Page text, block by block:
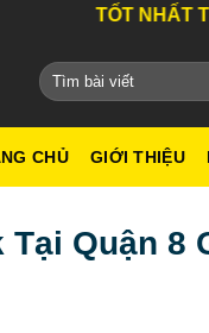
THÀNH PHỐ HỒ
CHỦ GIỚI THIỆU
Quận 8